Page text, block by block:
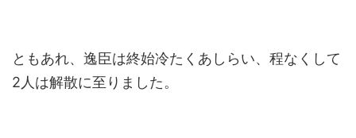
ともあれ、逸臣は終始冷たくあしらい、程なくして
2人は解散に至りました。